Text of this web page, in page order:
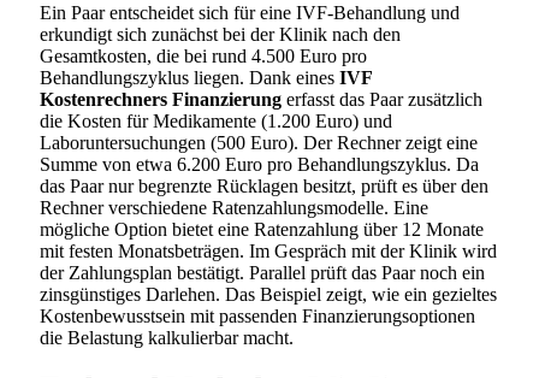
Ein Paar entscheidet sich für eine IVF-Behandlung und
erkundigt sich zunächst bei der Klinik nach den
Gesamtkosten, die bei rund 4.500 Euro pro
Behandlungszyklus liegen. Dank eines IVF
Kostenrechners Finanzierung erfasst das Paar zusätzlich
die Kosten für Medikamente (1.200 Euro) und
Laboruntersuchungen (500 Euro). Der Rechner zeigt eine
Summe von etwa 6.200 Euro pro Behandlungszyklus. Da
das Paar nur begrenzte Rücklagen besitzt, prüft es über den
Rechner verschiedene Ratenzahlungsmodelle. Eine
mögliche Option bietet eine Ratenzahlung über 12 Monate
mit festen Monatsbeträgen. Im Gespräch mit der Klinik wird
der Zahlungsplan bestätigt. Parallel prüft das Paar noch ein
zinsgünstiges Darlehen. Das Beispiel zeigt, wie ein gezieltes
Kostenbewusstsein mit passenden Finanzierungsoptionen
die Belastung kalkulierbar macht.